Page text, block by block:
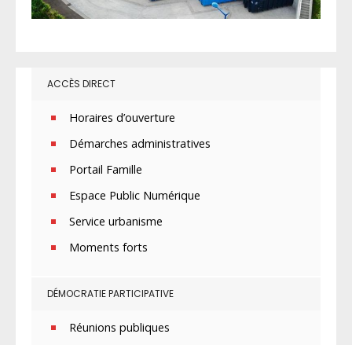
ACCÈS DIRECT
Horaires d’ouverture
Démarches administratives
Portail Famille
Espace Public Numérique
Service urbanisme
Moments forts
DÉMOCRATIE PARTICIPATIVE
Réunions publiques